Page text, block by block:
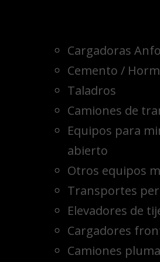
Cargadoras Anfo
Cemento /
Taladros
Camiones de
Equipos para
abierto
Otros equipos
Transportes
Elevadores de
Cargadores
Camiones